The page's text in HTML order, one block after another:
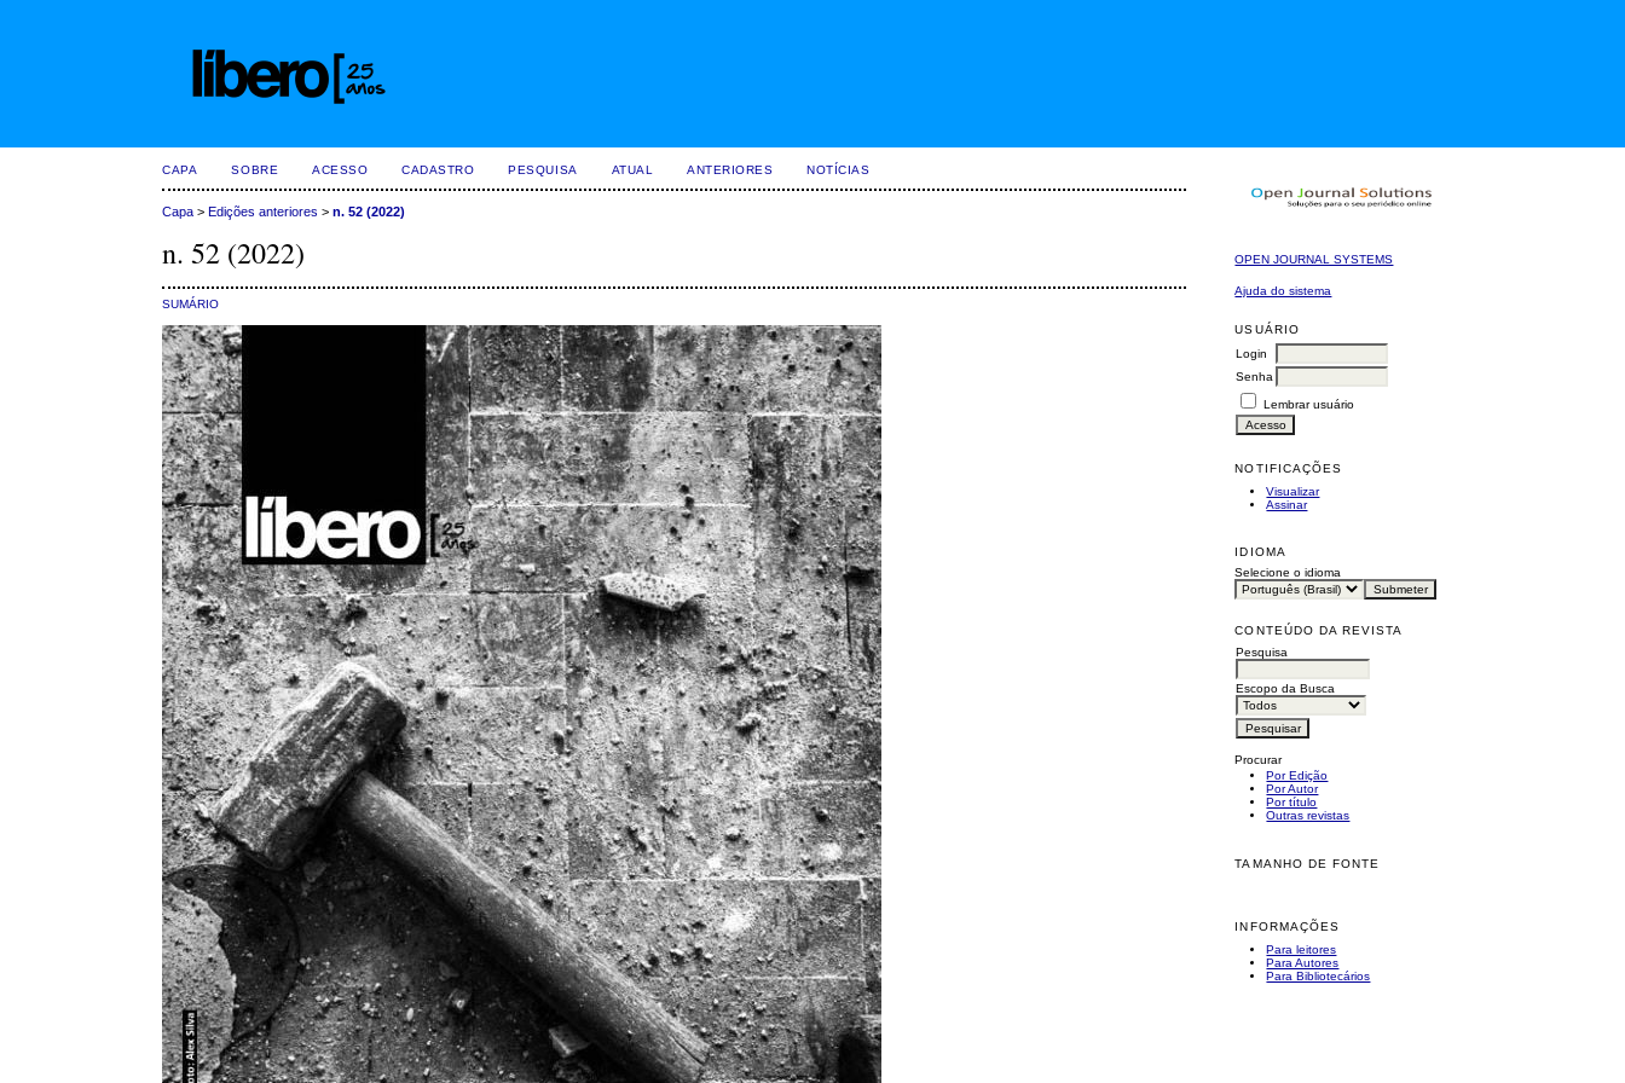
OPEN JOURNAL SYSTEMS
Ajuda do sistema
USUÁRIO
Login
Senha
Lembrar usuário
NOTIFICAÇÕES
Visualizar
Assinar
IDIOMA
Selecione o idioma
CONTEÚDO DA REVISTA
Pesquisa
Escopo da Busca
Procurar
Por Edição
Por Autor
Por título
Outras revistas
TAMANHO DE FONTE
INFORMAÇÕES
Para leitores
Para Autores
Para Bibliotecários
CAPA SOBRE ACESSO CADASTRO PESQUISA ATUAL ANTERIORES NOTÍCIAS
Capa >Edições anteriores >n. 52 (2022)
n. 52 (2022)
SUMÁRIO